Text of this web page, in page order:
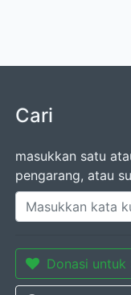
Cari
masukkan satu
pengarang, atau
Donasi untuk